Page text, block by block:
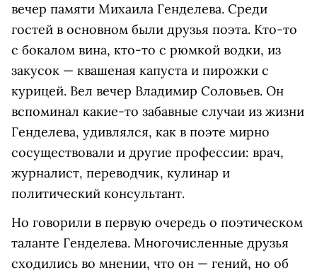
вечер памяти Михаила Генделева. Среди
гостей в основном были друзья поэта. Кто-то
с бокалом вина, кто-то с рюмкой водки, из
закусок — квашеная капуста и пирожки с
курицей. Вел вечер Владимир Соловьев. Он
вспоминал какие-то забавные случаи из жизни
Генделева, удивлялся, как в поэте мирно
сосуществовали и другие профессии: врач,
журналист, переводчик, кулинар и
политический консультант.
Но говорили в первую очередь о поэтическом
таланте Генделева. Многочисленные друзья
сходились во мнении, что он — гений, но об